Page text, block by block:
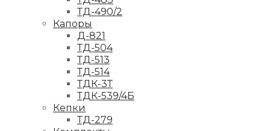
ТД-490/2
Капоры
Д-821
ТД-504
ТД-513
ТД-514
ТДК-3Т
ТДК-539/4Б
Кепки
ТД-279